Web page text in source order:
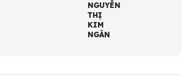
NGUYỄN
THỊ
KIM
NGÂN